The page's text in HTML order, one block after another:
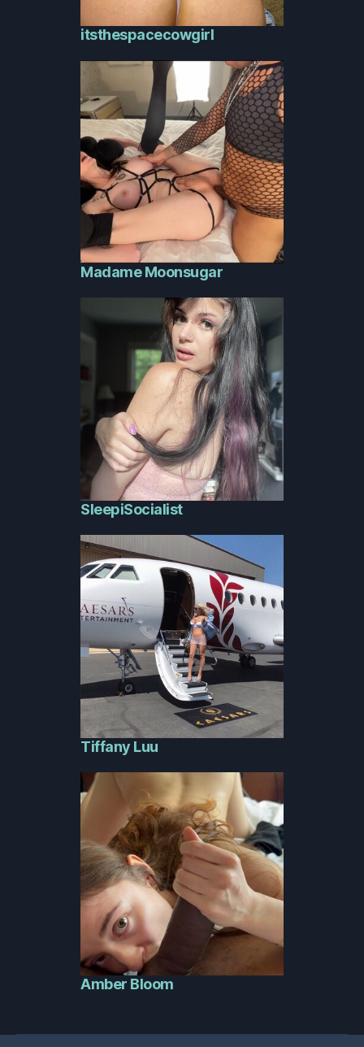
itsthespacecowgirl
Madame Moonsugar
SleepiSocialist
Tiffany Luu
Amber Bloom